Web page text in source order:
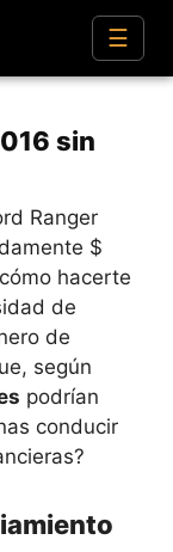
☰
sin
Ranger
$
hacerte
de
de
según
podrían
conducir